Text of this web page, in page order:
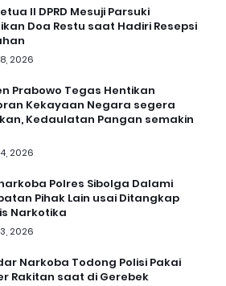
II DPRD Mesuji Parsuki
Doa Restu saat Hadiri Resepsi
2026
Prabowo Tegas Hentikan
Kekayaan Negara segera
Kedaulatan Pangan semakin
2026
Polres Sibolga Dalami
Pihak Lain usai Ditangkap
Narkotika
2026
Narkoba Todong Polisi Pakai
Rakitan saat di Gerebek